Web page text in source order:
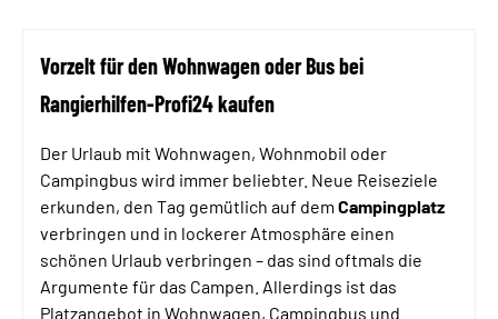
Vorzelt für den Wohnwagen oder Bus bei
Rangierhilfen-Profi24 kaufen
Der Urlaub mit Wohnwagen, Wohnmobil oder
Campingbus wird immer beliebter. Neue Reiseziele
erkunden, den Tag gemütlich auf dem Campingplatz
verbringen und in lockerer Atmosphäre einen
schönen Urlaub verbringen – das sind oftmals die
Argumente für das Campen. Allerdings ist das
Platzangebot in Wohnwagen, Campingbus und